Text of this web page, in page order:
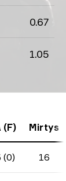
0.67
1.05
(F) Mirtys
(0) 16